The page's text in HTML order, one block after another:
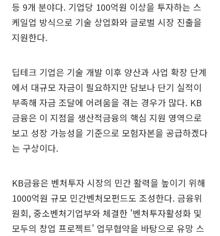
등 9개 분야다. 기업당 100억원 이상을 투자하는 스
케일업 방식으로 기술 상업화와 글로벌 시장 진출을
지원한다.
딥테크 기업은 기술 개발 이후 양산과 사업 확장 단계
에서 대규모 자금이 필요하지만 담보나 단기 실적이
부족해 자금 조달에 어려움을 겪는 경우가 많다. KB
금융은 이 지점을 생산적금융의 핵심 지원 영역으로
보고 성장 가능성을 기준으로 모험자본을 공급하겠다
는 구상이다.
KB금융은 벤처투자 시장의 민간 활력을 높이기 위해
1000억원 규모 민간벤처모펀드도 조성한다. 금융위
원회, 중소벤처기업부와 체결한 '벤처투자활성화 및
모두의 창업 프로젝트' 업무협약을 바탕으로 유망 스